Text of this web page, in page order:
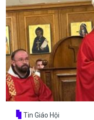
Tin Giáo Hội